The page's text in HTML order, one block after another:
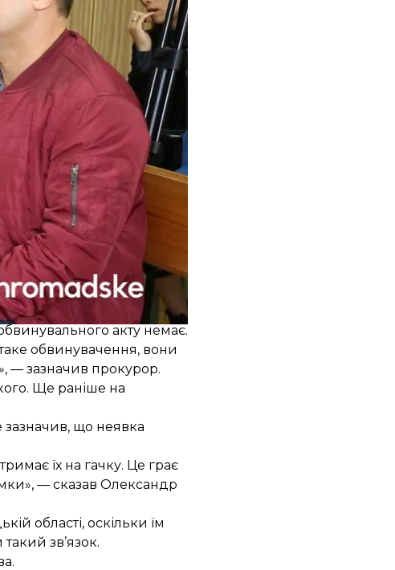
розгляду по суті, або
Тетяна Батюсь
акту немає.
обвинувачення, вони
— зазначив прокурор.
Ще раніше на
зазначив, що неявка
їх на гачку. Це грає
— сказав Олександр
області, оскільки їм
зв’язок.